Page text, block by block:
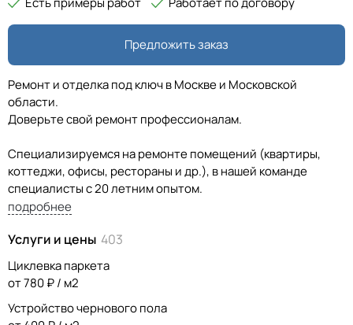
Предложить заказ
Ремонт и отделка под ключ в Москве и Московской
области.
Доверьте свой ремонт профессионалам.
Специализируемся на ремонте помещений (квартиры,
коттеджи, офисы, рестораны и др.), в нашей команде
специалисты с 20 летним опытом.
проект помещения в современном стиле, учитывая ваш
вкус, потребности, желания и предпочтения. Подберет
мебель и необходимый декор.
Ремонт под ключ - от сырого помещения в новостройке до
подробнее
Услуги и цены 403
Циклевка паркета
от 780 ₽ / м2
Устройство чернового пола